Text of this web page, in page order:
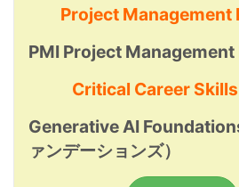
Project Management
PMI Project Management
Critical Career
Generative AI
ァンデーションズ）